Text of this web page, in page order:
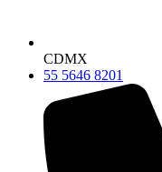
CDMX
55 5646 8201